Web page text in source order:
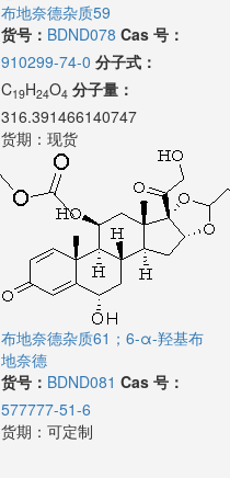
布地奈德杂质59
货号： BDND078 Cas 号：
910299-74-0 分子式：
C19H24O4 分子量：
316.391466140747
货期： 现货
布地奈德杂质61；6-α-羟基布
地奈德
货号： BDND081 Cas 号：
577777-51-6
货期： 可定制